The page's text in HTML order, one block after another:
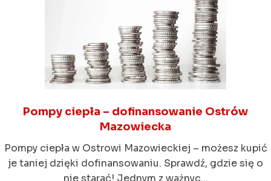
Pompy ciepła – dofinansowanie Ostrów
Mazowiecka
Pompy ciepła w Ostrowi Mazowieckiej – możesz kupić
je taniej dzięki dofinansowaniu. Sprawdź, gdzie się o
nie starać! Jednym z ważnyc...